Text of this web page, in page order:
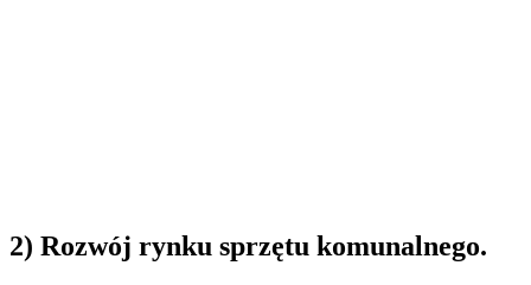
2) Rozwój rynku sprzętu komunalnego.